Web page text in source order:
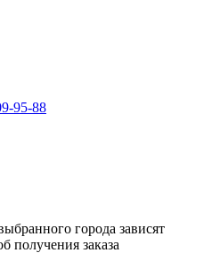
95-88
города зависят
получения заказа